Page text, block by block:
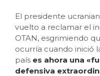
El presidente
vuelto a reclamar el
OTAN, esgrimiendo
ocurría cuando inició
país es ahora una
defensiva